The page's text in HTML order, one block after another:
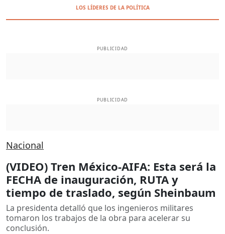
LOS LÍDERES DE LA POLÍTICA
PUBLICIDAD
PUBLICIDAD
Nacional
(VIDEO) Tren México-AIFA: Esta será la
FECHA de inauguración, RUTA y
tiempo de traslado, según Sheinbaum
La presidenta detalló que los ingenieros militares
tomaron los trabajos de la obra para acelerar su
conclusión.